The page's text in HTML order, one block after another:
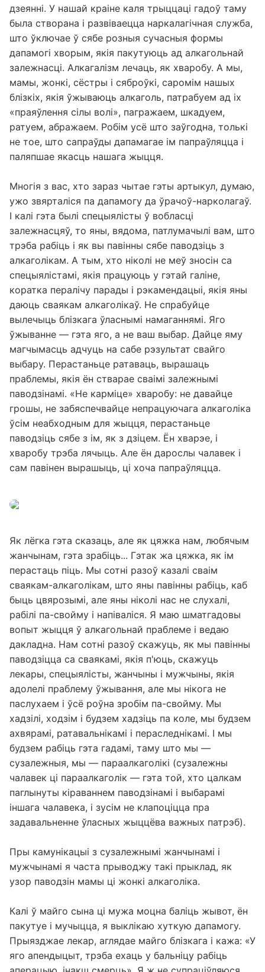
дзеянні. У нашай краіне каля трыццаці гадоў таму
была створана і развіваецца наркалагічная служба,
што ўключае ў сябе розныя сучасныя формы
дапамогі хворым, якія пакутуюць ад алкагольнай
залежнасці. Алкагалізм лечаць, як хваробу. А мы,
мамы, жонкі, сёстры і сяброўкі, саромім нашых
блізкіх, якія ўжываюць алкаголь, патрабуем ад іх
«праяўлення сілы волі», пагражаем, шкадуем,
ратуем, абражаем. Робім усё што заўгодна, толькі
не тое, што сапраўды дапамагае ім папраўляцца і
паляпшае якасць нашага жыцця.
Многія з вас, хто зараз чытае гэты артыкул, думаю,
ужо звярталіся па дапамогу да ўрачоў-нарколагаў.
І калі гэта былі спецыялісты ў вобласці
залежнасцяў, то яны, вядома, патлумачылі вам, што
трэба рабіць і як вы павінны сябе паводзіць з
алкаголікам. А тым, хто ніколі не меў зносін са
спецыялістамі, якія працуюць у гэтай галіне,
коратка пералічу парады і рэкамендацыі, якія яны
даюць сваякам алкаголікаў. Не спрабуйце
вылечыць блізкага ўласнымі намаганнямі. Яго
ўжыванне — гэта яго, а не ваш выбар. Дайце яму
магчымасць адчуць на сабе рэзультат свайго
выбару. Перастаньце ратаваць, вырашаць
праблемы, якія ён стварае сваімі залежнымі
паводзінамі. «Не карміце» хваробу: не давайце
грошы, не забяспечвайце непрацуючага алкаголіка
ўсім неабходным для жыцця, перастаньце
паводзіць сябе з ім, як з дзіцем. Ён хварэе, і
хваробу трэба лячыць. Але ён дарослы чалавек і
сам павінен вырашыць, ці хоча папраўляцца.
Як лёгка гэта сказаць, але як цяжка нам, любячым
жанчынам, гэта зрабіць... Гэтак жа цяжка, як ім
перастаць піць. Мы сотні разоў казалі сваім
сваякам-алкаголікам, што яны павінны рабіць, каб
быць цвярозымі, але яны ніколі нас не слухалі,
рабілі па-свойму і напіваліся. Я маю шматгадовы
вопыт жыцця ў алкагольнай праблеме і ведаю
дакладна. Нам сотні разоў скажуць, як мы павінны
паводзіцца са сваякамі, якія п'юць, скажуць
лекары, спецыялісты, жанчыны і мужчыны, якія
адолелі праблему ўжывання, але мы нікога не
паслухаем і ўсё роўна зробім па-свойму. Мы
хадзілі, ходзім і будзем хадзіць па коле, мы будзем
ахвярамі, ратавальнікамі і пераследнікамі. І мы
будзем рабіць гэта гадамі, таму што мы —
сузалежныя, мы — параалкаголікі (сузалежны
чалавек ці параалкаголік — гэта той, хто цалкам
паглынуты кіраваннем паводзінамі і выбарамі
іншага чалавека, і зусім не клапоціцца пра
задавальненне ўласных жыццёва важных патрэб).
Пры камунікацыі з сузалежнымі жанчынамі і
мужчынамі я часта прыводжу такі прыклад, як
узор паводзін мамы ці жонкі алкаголіка.
Калі ў майго сына ці мужа моцна баліць жывот, ён
пакутуе і мучыцца, я выклікаю хуткую дапамогу.
Прыязджае лекар, аглядае майго блізкага і кажа: «У
яго апендыцыт, трэба ехаць у бальніцу рабіць